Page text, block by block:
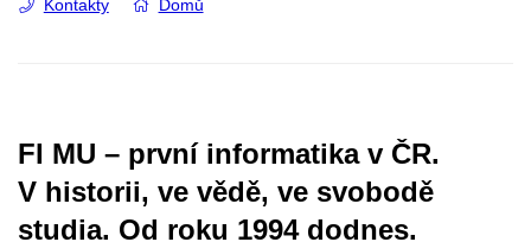
Kontakty Domů
FI MU – první informatika v ČR.
V historii, ve vědě, ve svobodě
studia. Od roku 1994 dodnes.